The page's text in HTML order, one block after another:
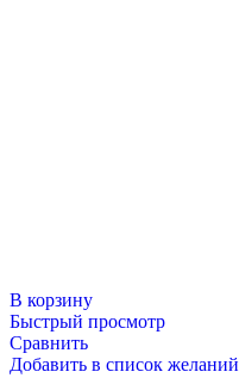
В корзину
Быстрый просмотр
Сравнить
Добавить в список желаний